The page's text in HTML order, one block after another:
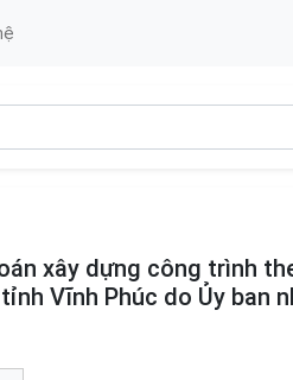
xây dựng công trình
Vĩnh Phúc do Ủy ban